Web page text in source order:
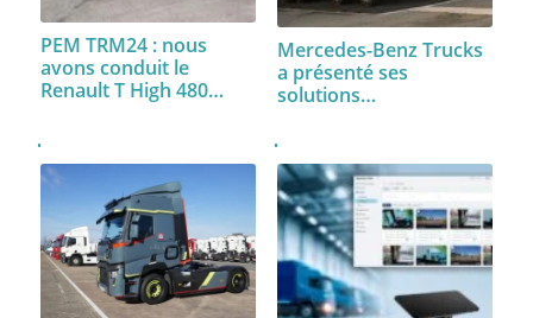
PEM TRM24 : nous
avons conduit le
Renault T High 480…
Mercedes-Benz Trucks
a présenté ses
solutions…